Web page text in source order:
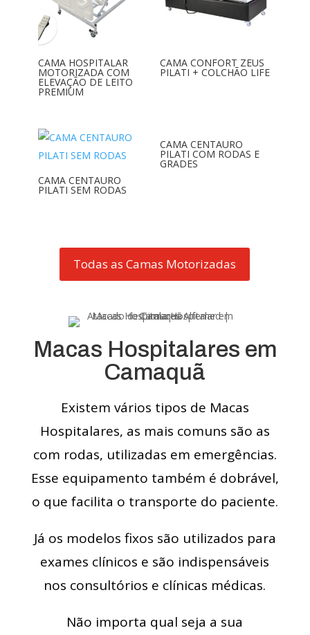
CAMA HOSPITALAR
MOTORIZADA COM
ELEVAÇÃO DE LEITO
PREMIUM
CAMA CONFORT ZEUS
PILATI + COLCHÃO LIFE
CAMA CENTAURO
PILATI SEM RODAS
CAMA CENTAURO
PILATI COM RODAS E
GRADES
Todas as Camas Motorizadas
Macas Hospitalares em
Camaquã
Existem vários tipos de Macas
Hospitalares, as mais comuns são as
com rodas, utilizadas em emergências.
Esse equipamento também é dobrável,
o que facilita o transporte do paciente.
Já os modelos fixos são utilizados para
exames clínicos e são indispensáveis
nos consultórios e clínicas médicas.
Não importa qual seja a sua